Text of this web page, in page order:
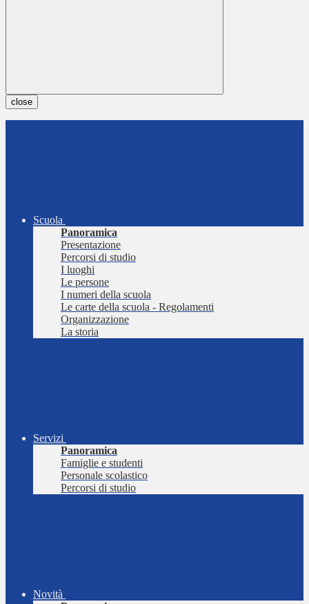
close
Scuola
Panoramica
Presentazione
Percorsi di studio
I luoghi
Le persone
I numeri della scuola
Le carte della scuola - Regolamenti
Organizzazione
La storia
Servizi
Panoramica
Famiglie e studenti
Personale scolastico
Percorsi di studio
Novità